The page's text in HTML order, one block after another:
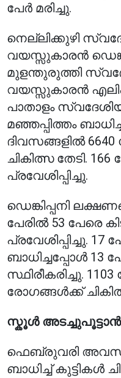
പേർ മരിച്ചു.
നെല്ലിക്കുഴി
വയസ്സുകാരൻ
മുളന്തുരുത്തി
വയസ്സുകാരൻ
പാതാളം
മഞ്ഞപ്പിത്തം
ദിവസങ്ങളിൽ
ചികിത്സ തേടി.
പ്രവേശിപ്പിച്ചു.
ഡെങ്കിപ്പനി
പേരിൽ 53 പേരെ
പ്രവേശിപ്പിച്ചു. 17
ബാധിച്ചപ്പോൾ 13
സ്ഥിരീകരിച്ചു.
രോഗങ്ങൾക്ക്
സ്കൂൾ അടച്ചുപൂട്ടാൻ
ഫെബ്രുവരി
ബാധിച്ച് കുട്ടികൾ